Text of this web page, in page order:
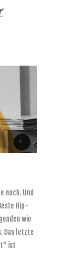
noch. Und
Hip-
wie
Das letzte
ist